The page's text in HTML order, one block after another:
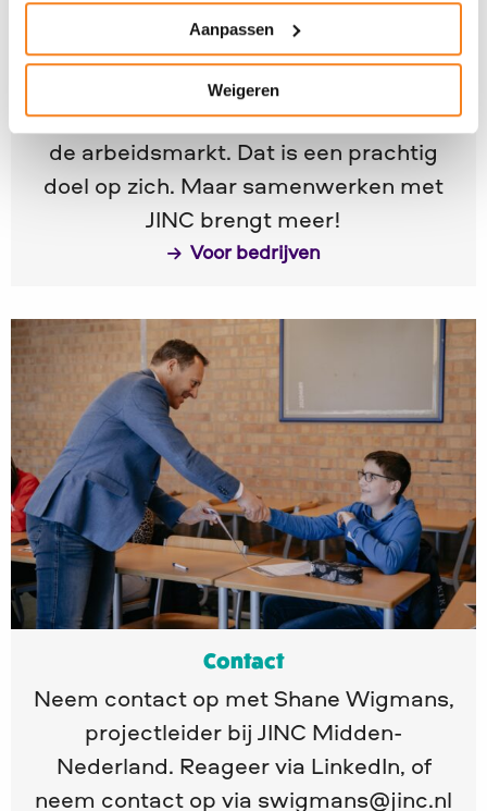
Aanpassen
Weigeren
Wat JINC bedrijven te bieden heeft
Wie JINC steunt, helpt talloze jongeren
uit wijken met een sociaaleconomische
achterstand richting een goede start op
de arbeidsmarkt. Dat is een prachtig
doel op zich. Maar samenwerken met
JINC brengt meer!
Voor bedrijven
Contact
Neem contact op met Shane Wigmans,
projectleider bij JINC Midden-
Nederland. Reageer via LinkedIn, of
neem contact op via swigmans@jinc.nl
Lees
meer
over
Maak
een
vrijblijvende
afspraak